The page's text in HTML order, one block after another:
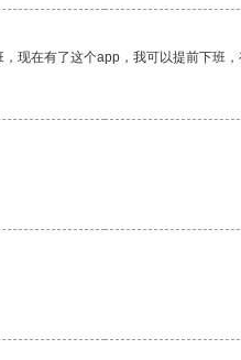
现在有了这个app，我可以提前下班，